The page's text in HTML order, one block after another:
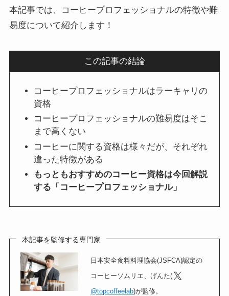
本記事では、コーヒープロフェッショナルの特徴や難
易度について紹介します！
この記事の結論
コーヒープロフェッショナルはラーキャリの
資格
コーヒープロフェッショナルの難易度はそこ
まで高くない
コーヒーに関する資格は様々だが、それぞれ
違った特徴がある
もっともおすすめのコーヒー資格は今回解説
する「コーヒープロフェッショナル」
本記事を監修する専門家
日本安全食料料理協会(JSFCA)認定の
コーヒーソムリエ、げんた(
@topcoffeelab)が監修。